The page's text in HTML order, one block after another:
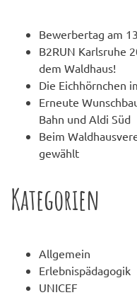
Bewerbertag am
B2RUN Karlsruhe
dem Waldhaus!
Die Eichhörnchen
Erneute
Bahn und Aldi Süd
Beim
gewählt
Kategorien
Allgemein
Erlebnispädagogik
UNICEF